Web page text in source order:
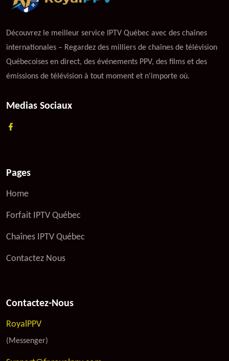
Découvrez le meilleur service IPTV Québec avec des chaînes
internationales – Regardez des milliers de chaînes de télévision
Québecoises en direct, des événements PPV, des films et des
émissions de télévision à tout moment et n'importe où.
Medias Sociaux
Pages
Home
Forfait IPTV Québec
Chaînes IPTV Québec
Contactez Nous
Contactez-Nous
RoyalPPV
(Messenger)